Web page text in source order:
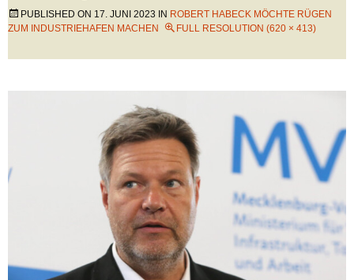
PUBLISHED ON 17. JUNI 2023 IN ROBERT HABECK MÖCHTE RÜGEN
ZUM INDUSTRIEHAFEN MACHEN
FULL RESOLUTION (620 × 413)